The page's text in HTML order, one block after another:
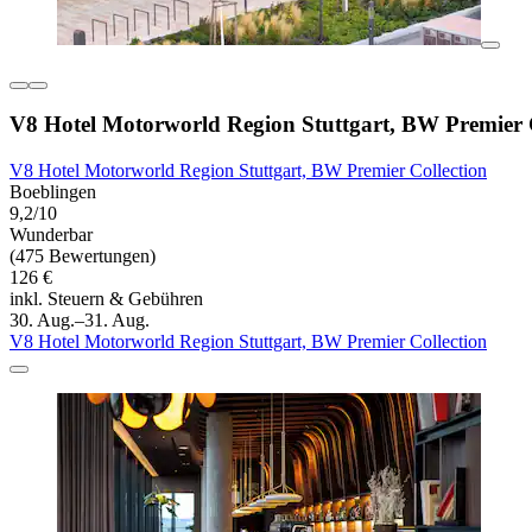
V8 Hotel Motorworld Region Stuttgart, BW Premier
V8 Hotel Motorworld Region Stuttgart, BW Premier Collection
Boeblingen
9,2/10
Wunderbar
(475 Bewertungen)
126 €
inkl. Steuern & Gebühren
30. Aug.–31. Aug.
V8 Hotel Motorworld Region Stuttgart, BW Premier Collection